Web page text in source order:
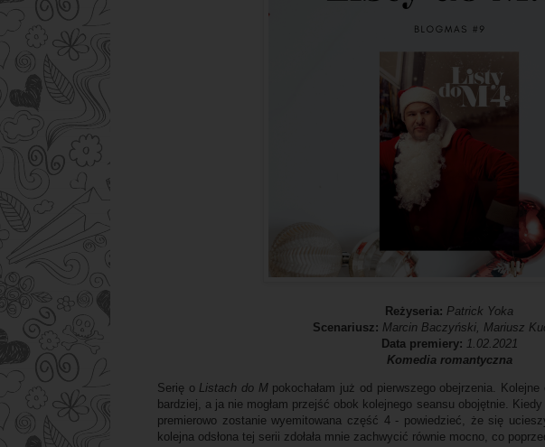
Reżyseria: Patrick Yoka
Scenariusz: Marcin Baczyński, Mariusz
Data premiery: 1.02.2021
Komedia romantyczna
Serię oListach do Mpokochałam już od pierwszego obejrzenia.
bardziej, a ja nie mogłam przejść obok kolejnego seansu obojętnie.
premierowo zostanie wyemitowana część 4 - powiedzieć, że się
kolejna odsłona tej serii zdołała mnie zachwycić równie mocno, co